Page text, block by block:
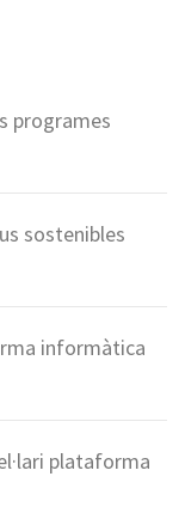
programes
sostenibles
informàtica
plataforma